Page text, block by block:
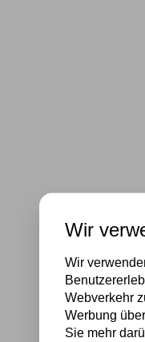
Wir
Wir
Webverkehr
Werbung
Sie mehr